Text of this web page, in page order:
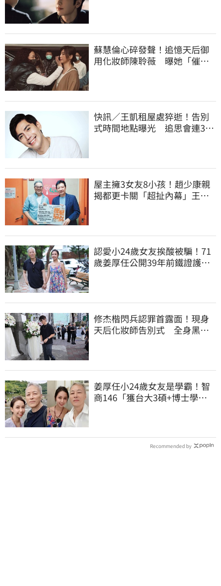
蘇慧倫心碎發聲！追憶天后御
用化妝師陳聆薇 曝她「催
快訊／王凱租屋處猝逝！告別
式時間地點曝光 追思會連3天
屋主擁3女友8小孩！趙少康親
揭都更卡關「超扯內幕」王偉
認愛小24歲女友挨酸被騙！71
歲姜厚任公開39年前鐵證護
修杰楷閃兵認罪首露面！現身
天后化妝師告別式 全身黑低
姜厚任小24歲女友是學霸！智
商146「獲台大3碩+博士學
Recommended by